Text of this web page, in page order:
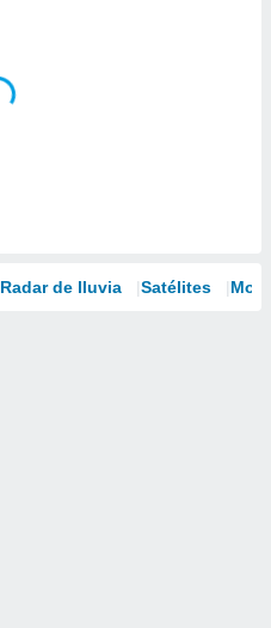
Radar de lluvia Satélites